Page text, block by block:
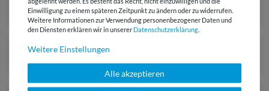
Einwilligung zu einem späteren Zeitpunkt zu ändern oder zu widerrufen.
Weitere Informationen zur Verwendung personenbezogener Daten und
den Diensten erklären wir in unserer Daten­schutz­erklärung
Weitere Einstellungen
Alle akzeptieren